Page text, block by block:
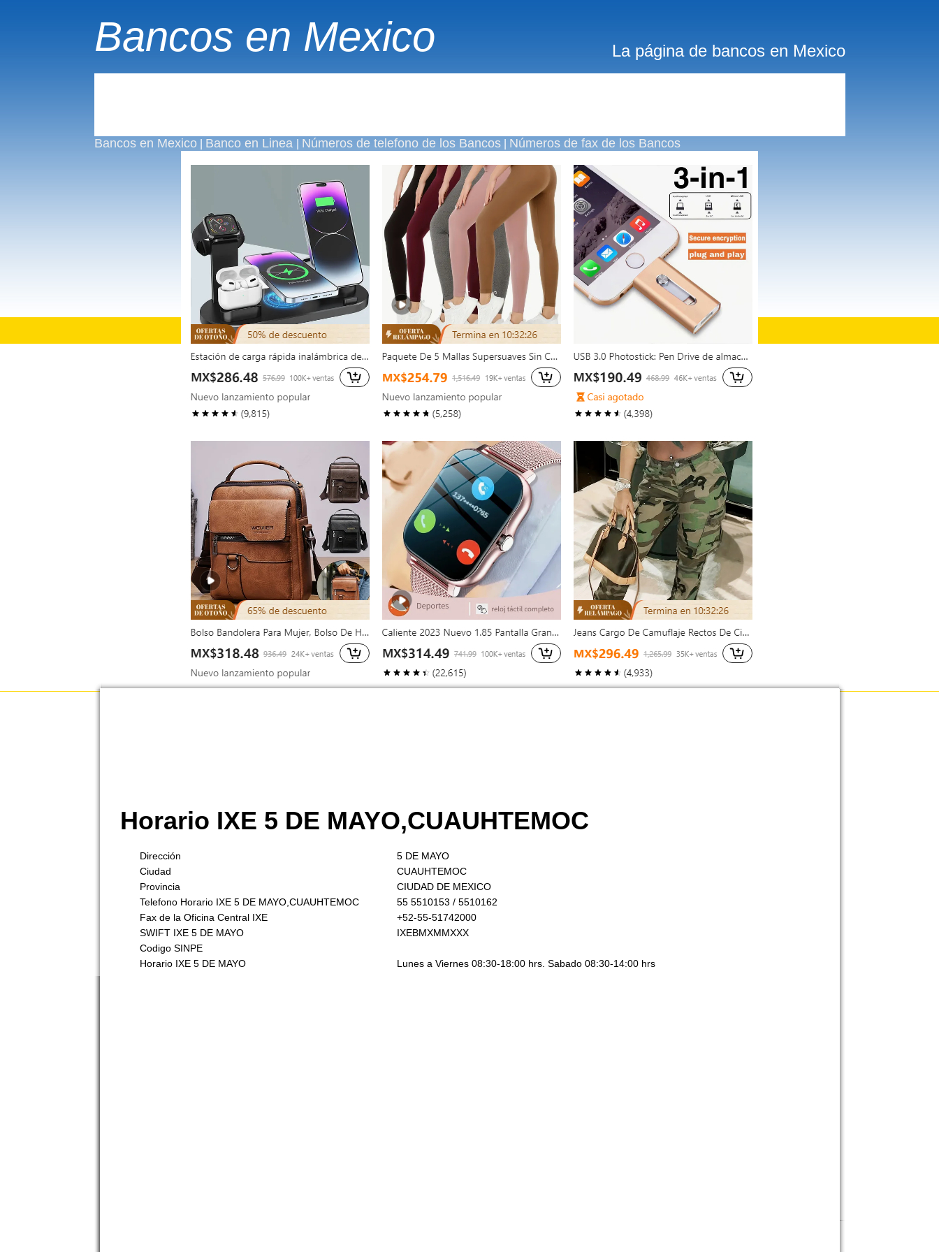
Bancos en Mexico La página de bancos en Mexico
Bancos en Mexico| Banco en Linea Números de telefono de los Bancos| Números de fax de los Bancos
Horario IXE 5 DE MAYO,CUAUHTEMOC
Dirección
5 DE MAYO
Ciudad
CUAUHTEMOC
Provincia
CIUDAD DE MEXICO
Telefono Horario IXE 5 DE MAYO,CUAUHTEMOC
55 5510153 / 5510162
Fax de la Oficina Central IXE
+52-55-51742000
SWIFT IXE 5 DE MAYO
IXEBMXMMXXX
Codigo SINPE
Horario IXE 5 DE MAYO
Lunes a Viernes 08:30-18:00 hrs. Sabado 08:30-14:00 hrs